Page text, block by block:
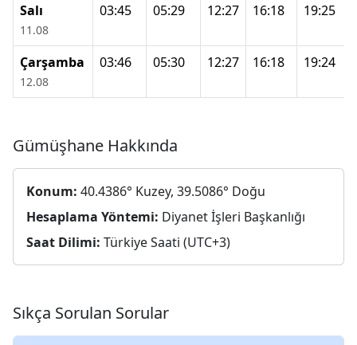
Salı
11.08
03:45 05:29 12:27 16:18 19:25
Çarşamba
12.08
03:46 05:30 12:27 16:18 19:24
Gümüşhane Hakkında
Konum: 40.4386° Kuzey, 39.5086° Doğu
Hesaplama Yöntemi: Diyanet İşleri Başkanlığı
Saat Dilimi: Türkiye Saati (UTC+3)
Sıkça Sorulan Sorular